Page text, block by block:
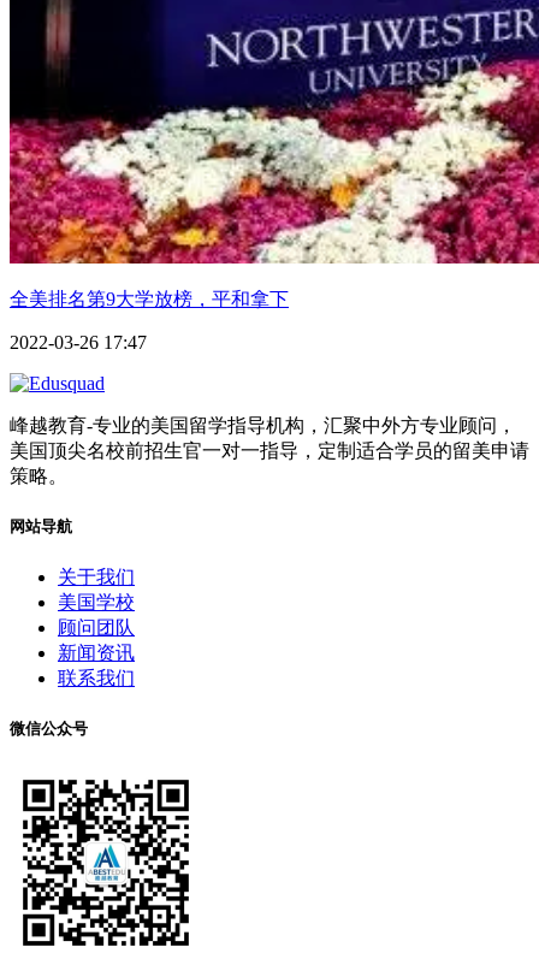
全美排名第9大学放榜，平和拿下
2022-03-26 17:47
峰越教育-专业的美国留学指导机构，汇聚中外方专业顾问，
美国顶尖名校前招生官一对一指导，定制适合学员的留美申请
策略。
网站导航
关于我们
美国学校
顾问团队
新闻资讯
联系我们
微信公众号